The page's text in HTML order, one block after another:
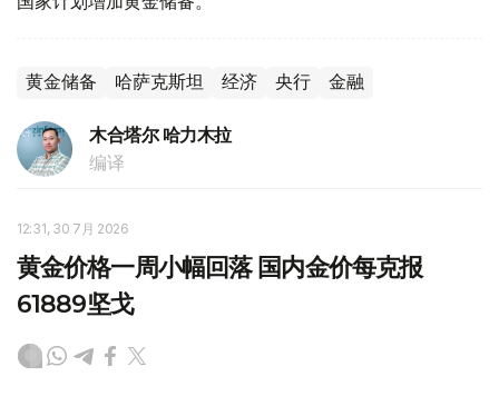
黄金储备 哈萨克斯坦 经济 央行 金融
木合塔尔 哈力木拉
编译
12:31, 30 7月 2026
黄金价格一周小幅回落 国内金价每克报
61889坚戈